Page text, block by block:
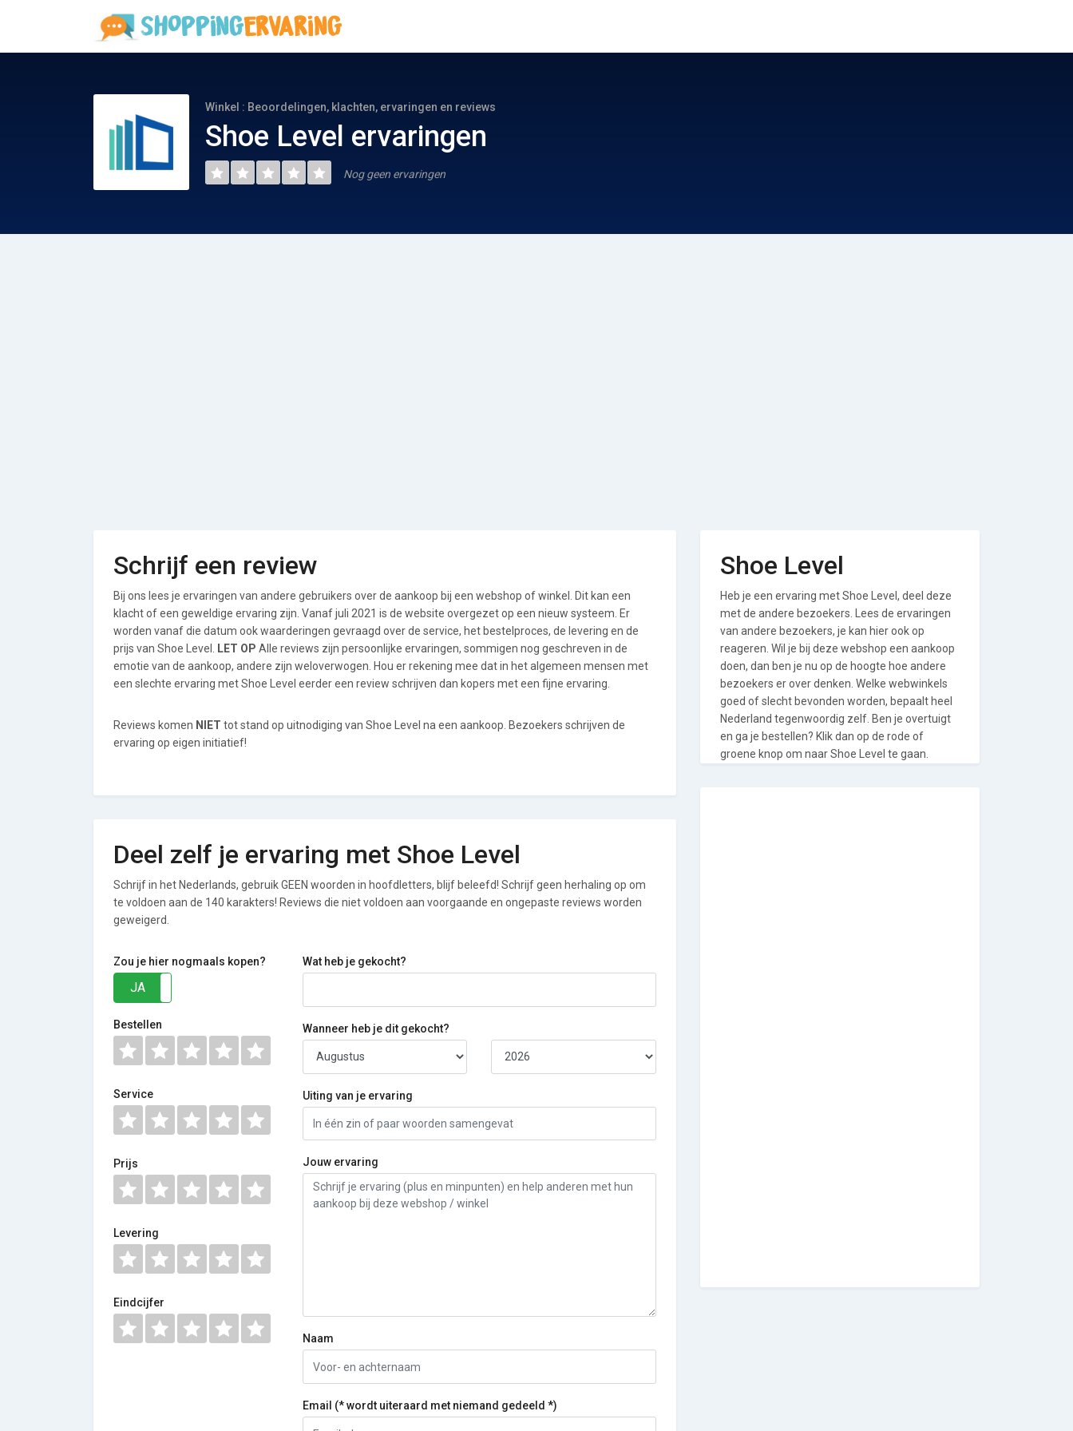
Winkel : Beoordelingen, klachten, ervaringen en reviews
Shoe Level ervaringen
Nog geen ervaringen
Schrijf een review
Bij ons lees je ervaringen van andere gebruikers over de aankoop bij een webshop of winkel. Dit kan een
klacht of een geweldige ervaring zijn. Vanaf juli 2021 is de website overgezet op een nieuw systeem. Er
worden vanaf die datum ook waarderingen gevraagd over de service, het bestelproces, de levering en de
prijs van Shoe Level.
LET OP Alle reviews zijn persoonlijke ervaringen, sommigen nog geschreven in de
emotie van de aankoop, andere zijn weloverwogen. Hou er rekening mee dat in het algemeen mensen met
een slechte ervaring met Shoe Level eerder een review schrijven dan kopers met een fijne ervaring.
Reviews komen NIET tot stand op uitnodiging van Shoe Level na een aankoop. Bezoekers schrijven de
ervaring op eigen initiatief!
Deel zelf je ervaring met Shoe Level
Schrijf in het Nederlands, gebruik GEEN woorden in hoofdletters, blijf beleefd! Schrijf geen herhaling op om
te voldoen aan de 140 karakters! Reviews die niet voldoen aan voorgaande en ongepaste reviews worden
geweigerd.
Zou je hier nogmaals kopen?
JA
Bestellen
Service
Prijs
Levering
Eindcijfer
Wat heb je gekocht?
Wanneer heb je dit gekocht?
Uiting van je ervaring
Jouw ervaring
Naam
Email (* wordt uiteraard met niemand gedeeld *)
Shoe Level
Heb je een ervaring met Shoe Level, deel deze
met de andere bezoekers. Lees de ervaringen
van andere bezoekers, je kan hier ook op
reageren. Wil je bij deze webshop een aankoop
doen, dan ben je nu op de hoogte hoe andere
bezoekers er over denken. Welke webwinkels
goed of slecht bevonden worden, bepaalt heel
Nederland tegenwoordig zelf. Ben je overtuigt
en ga je bestellen? Klik dan op de rode of
groene knop om naar Shoe Level te gaan.